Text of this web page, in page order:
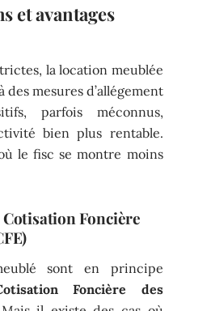
et avantages
la location meublée
des mesures d’allégement
parfois méconnus,
bien plus rentable.
le fisc se montre moins
Foncière
sont en principe
Foncière des